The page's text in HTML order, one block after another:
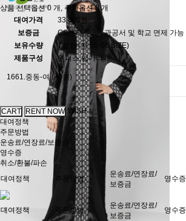
상품 선택옵션 0 개, 추가옵션 0 개
대여가격
33,000원
보증금
CS센터 문의 / 관공서 및 학교 면제 가능
보유수량
7벌 (여자 55-66 SIZE)
제품구성
원피스,입가리개
1661.중동-여 (+0원)
WISH
대여정책
주문방법
운송료/연장료/보증금
영수증
취소/환불/파손
대여정책
주문방법
운송료/연장료/
보증금
영수증
대여정책 주문방법
운송료/연장료/
보증금
영수증